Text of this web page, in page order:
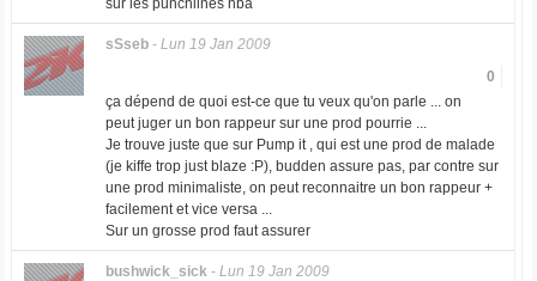
sur les punchlines nba
sSseb- Lun 19 Jan 2009
0
ça dépend de quoi est-ce que tu veux qu'on parle ... on
peut juger un bon rappeur sur une prod pourrie ...
Je trouve juste que sur Pump it , qui est une prod de malade
(je kiffe trop just blaze :P), budden assure pas, par contre sur
une prod minimaliste, on peut reconnaitre un bon rappeur +
facilement et vice versa ...
Sur un grosse prod faut assurer
bushwick_sick- Lun 19 Jan 2009